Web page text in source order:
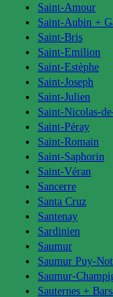
Saint-Amour
Saint-Aubin +
Saint-Bris
Saint-Emilion
Saint-Estèphe
Saint-Joseph
Saint-Julien
Saint-Nicolas-
Saint-Péray
Saint-Romain
Saint-Saphorin
Saint-Véran
Sancerre
Santa Cruz
Santenay
Sardinien
Saumur
Saumur Puy-
Saumur-
Sauternes +